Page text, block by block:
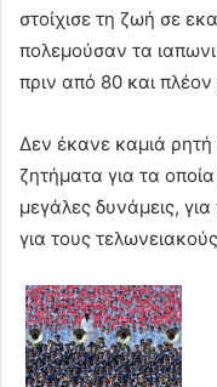
στοίχισε τη ζωή σε
πολεμούσαν τα
πριν από 80 και πλέον
Δεν έκανε καμιά
ζητήματα για τα οποία
μεγάλες δυνάμεις,
για τους